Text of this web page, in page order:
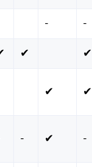
- -
✔ ✔
✔ ✔
- ✔ -